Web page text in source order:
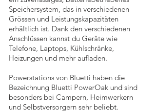
Speichersystem, das in verschiedenen
Grössen und Leistungskapazitäten
erhältlich ist. Dank den verschiedenen
Anschlüssen kannst du Geräte wie
Telefone, Laptops, Kühlschränke,
Heizungen und mehr aufladen.
Powerstations von Bluetti haben die
Bezeichnung Bluetti PowerOak und sind
besonders bei Campern, Heimwerkern
und Selbstversorgern sehr beliebt.